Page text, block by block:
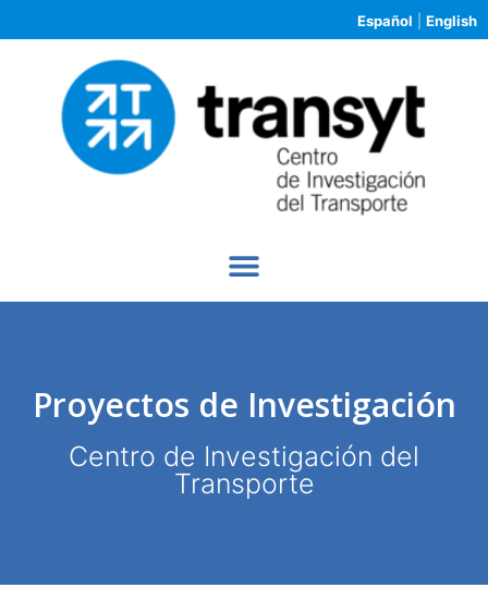
Español English
Proyectos de Investigación
Centro de Investigación del
Transporte